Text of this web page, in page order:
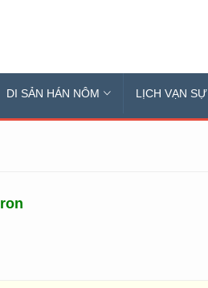
DI SẢN HÁN NÔM LỊCH VẠN SỰ
ron